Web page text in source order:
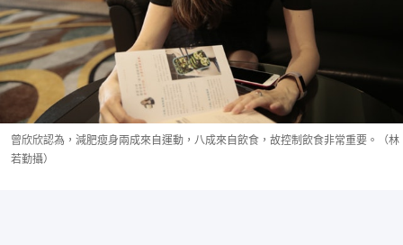
曾欣欣認為，減肥瘦身兩成來自運動，八成來自飲食，故控制飲食非常重要。（林
若勤攝）